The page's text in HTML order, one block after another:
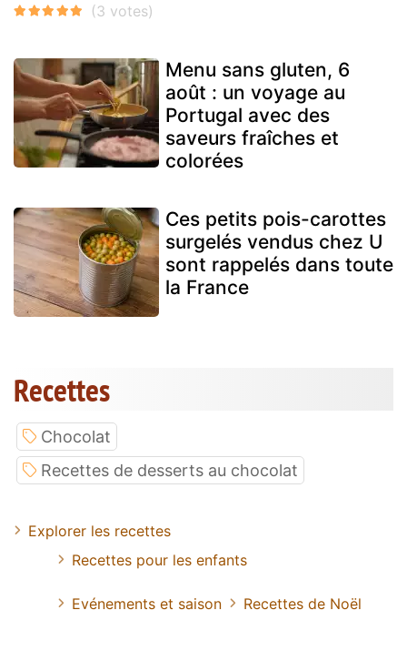
Menu sans gluten, 6
août : un voyage au
Portugal avec des
saveurs fraîches et
colorées
Ces petits pois-carottes
surgelés vendus chez U
sont rappelés dans toute
la France
Recettes
Chocolat
Recettes de desserts au chocolat
Explorer les recettes
Recettes pour les enfants
Evénements et saison Recettes de Noël